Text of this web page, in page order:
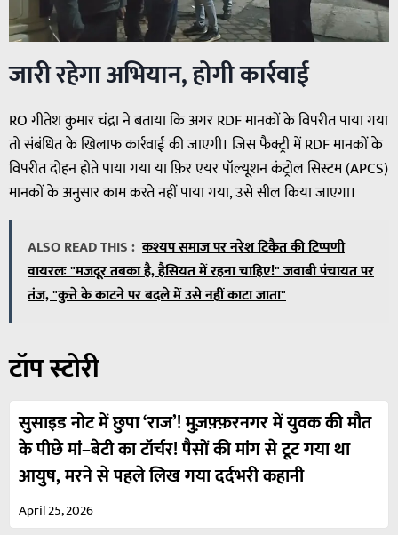
जारी रहेगा अभियान, होगी कार्रवाई
RO गीतेश कुमार चंद्रा ने बताया कि अगर RDF मानकों के विपरीत पाया गया
तो संबंधित के खिलाफ कार्रवाई की जाएगी। जिस फैक्ट्री में RDF मानकों के
विपरीत दोहन होते पाया गया या फ़िर एयर पॉल्यूशन कंट्रोल सिस्टम (APCS)
मानकों के अनुसार काम करते नहीं पाया गया, उसे सील किया जाएगा।
ALSO READ THIS : कश्यप समाज पर नरेश टिकैत की टिप्पणी
वायरलः "मजदूर तबका है, हैसियत में रहना चाहिए!" जवाबी पंचायत पर
तंज, "कुत्ते के काटने पर बदले में उसे नहीं काटा जाता"
टॉप स्टोरी
सुसाइड नोट में छुपा ‘राज’! मुज़फ़्फ़रनगर में युवक की मौत
के पीछे मां–बेटी का टॉर्चर! पैसों की मांग से टूट गया था
आयुष, मरने से पहले लिख गया दर्दभरी कहानी
April 25, 2026